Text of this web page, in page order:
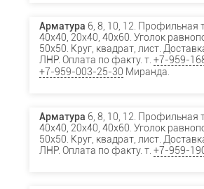
Арматура 6, 8, 10, 12. Профильная
40х40, 20х40, 40х60. Уголок
50х50. Круг, квадрат, лист.
ЛНР. Оплата по факту. т. +7-959-
+7-959-003-25-30 Миранда.
Арматура 6, 8, 10, 12. Профильная
40х40, 20х40, 40х60. Уголок
50х50. Круг, квадрат, лист.
ЛНР. Оплата по факту. т. +7-959-